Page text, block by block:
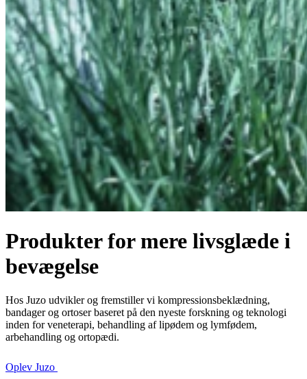
Produkter for mere livsglæde i
bevægelse
Hos Juzo udvikler og fremstiller vi kompressionsbeklædning,
bandager og ortoser baseret på den nyeste forskning og teknologi
inden for veneterapi, behandling af lipødem og lymfødem,
arbehandling og ortopædi.
Oplev Juzo